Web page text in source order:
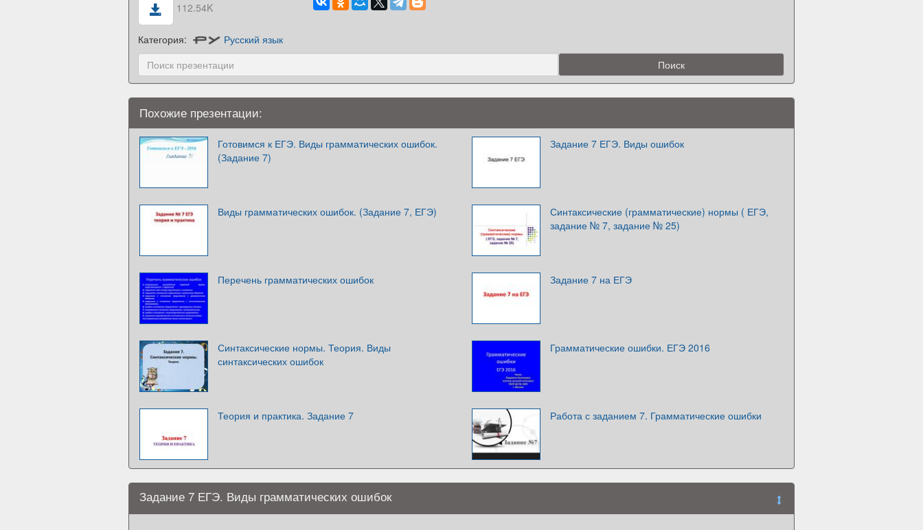
112.54K
Категория: Русский язык
Похожие презентации:
Готовимся к ЕГЭ. Виды грамматических ошибок.
(Задание 7)
Задание 7 ЕГЭ. Виды ошибок
Виды грамматических ошибок. (Задание 7, ЕГЭ)
Синтаксические (грамматические) нормы ( ЕГЭ,
задание № 7, задание № 25)
Перечень грамматических ошибок Задание 7 на ЕГЭ
Синтаксические нормы. Теория. Виды
синтаксических ошибок
Грамматические ошибки. ЕГЭ 2016
Теория и практика. Задание 7 Работа с заданием 7. Грамматические ошибки
Задание 7 ЕГЭ. Виды грамматических ошибок